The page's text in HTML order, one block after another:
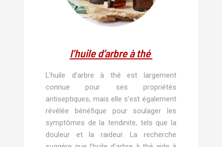
l’huile d’arbre à thé
L’huile d’arbre à thé est largement
connue pour ses propriétés
antiseptiques, mais elle s’est également
révélée bénéfique pour soulager les
symptômes de la tendinite, tels que la
douleur et la raideur. La recherche